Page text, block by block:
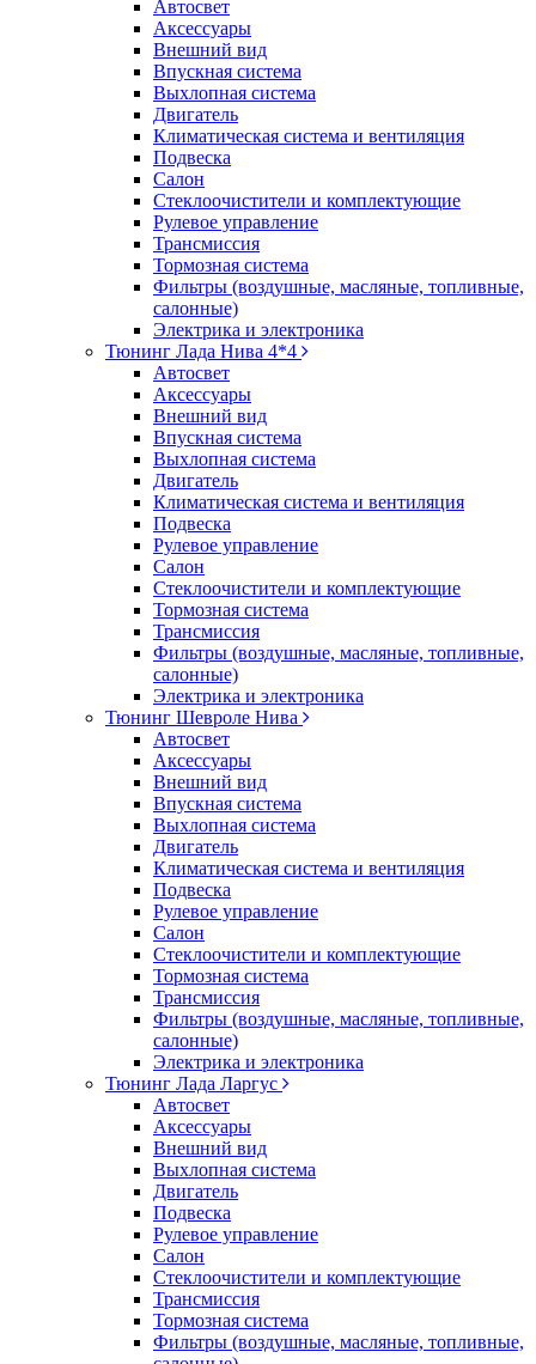
Автосвет
Аксессуары
Внешний вид
Впускная система
Выхлопная система
Двигатель
Климатическая система и вентиляция
Подвеска
Салон
Стеклоочистители и комплектующие
Рулевое управление
Трансмиссия
Тормозная система
Фильтры (воздушные, масляные, топливные,
салонные)
Электрика и электроника
Тюнинг Лада Нива 4*4
Автосвет
Аксессуары
Внешний вид
Впускная система
Выхлопная система
Двигатель
Климатическая система и вентиляция
Подвеска
Рулевое управление
Салон
Стеклоочистители и комплектующие
Тормозная система
Трансмиссия
Фильтры (воздушные, масляные, топливные,
салонные)
Электрика и электроника
Тюнинг Шевроле Нива
Автосвет
Аксессуары
Внешний вид
Впускная система
Выхлопная система
Двигатель
Климатическая система и вентиляция
Подвеска
Рулевое управление
Салон
Стеклоочистители и комплектующие
Тормозная система
Трансмиссия
Фильтры (воздушные, масляные, топливные,
салонные)
Электрика и электроника
Тюнинг Лада Ларгус
Автосвет
Аксессуары
Внешний вид
Выхлопная система
Двигатель
Подвеска
Рулевое управление
Салон
Стеклоочистители и комплектующие
Трансмиссия
Тормозная система
Фильтры (воздушные, масляные, топливные,